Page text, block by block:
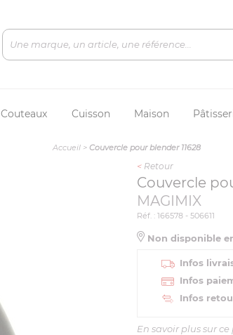
Couteaux Cuisson Maison
Accueil> Couvercle pour blender 11628
< Retour
Couvercle
MAGIMIX
Réf. : 166578 - 506611
Non disponible
Infos
Infos
Infos
En savoir plus sur